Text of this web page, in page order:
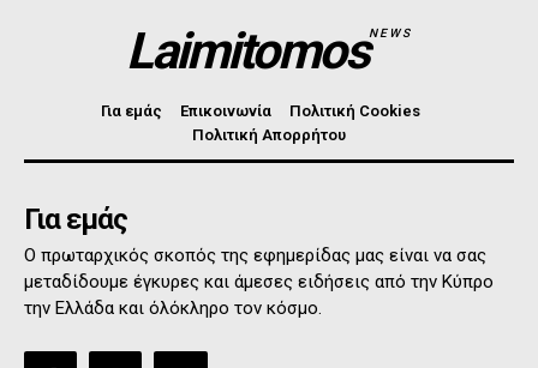
LaimitomosNEWS
Για εμάς Επικοινωνία
Πολιτική Cookies
Πολιτική Απορρήτου
Για εμάς
Ο πρωταρχικός σκοπός της εφημερίδας μας είναι να σας
μεταδίδουμε έγκυρες και άμεσες ειδήσεις από την Κύπρο
την Ελλάδα και όλόκληρο τον κόσμο.